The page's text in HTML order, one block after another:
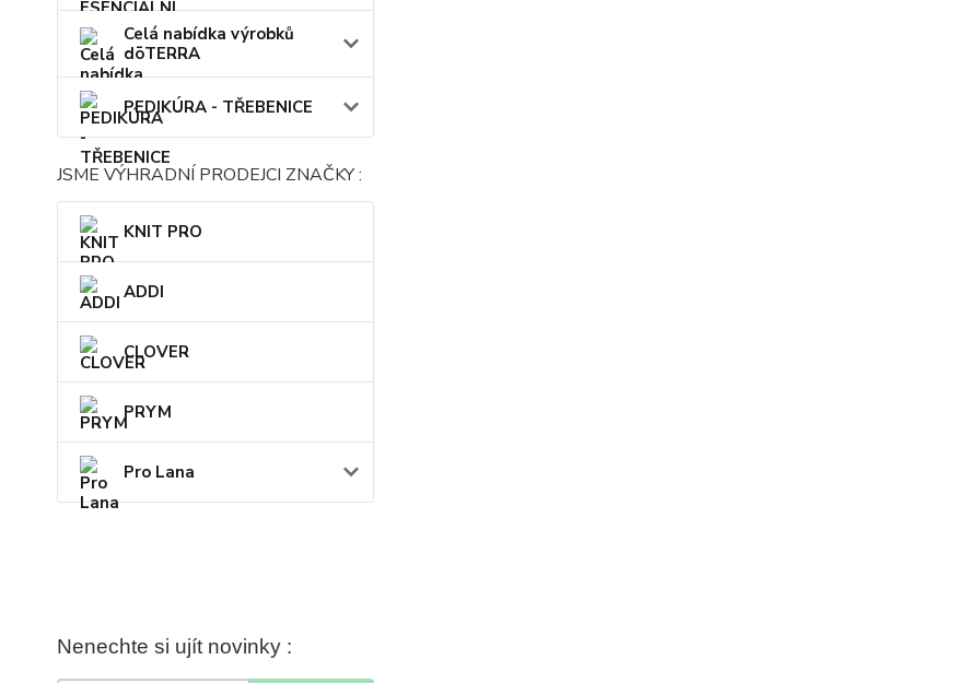
Celá nabídka výrobků
dōTERRA
PEDIKÚRA - TŘEBENICE
JSME VÝHRADNÍ PRODEJCI ZNAČKY :
KNIT PRO
ADDI
CLOVER
PRYM
Pro Lana
Nenechte si ujít novinky :